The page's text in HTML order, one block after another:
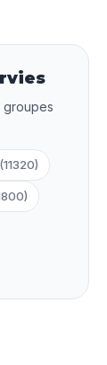
groupes
(11320)